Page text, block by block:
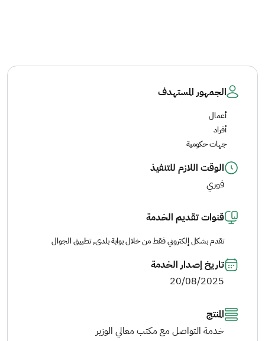
الجمهور المستهدف
أعمال
أفراد
جهات حكومية
الوقت اللازم للتنفيذ
فوري
قنوات تقديم الخدمة
تقدم بشكل إلكتروني فقط من خلال بوابة بلدى, تطبيق الجوال
تاريخ إصدار الخدمة
20/08/2025
المنتج
خدمة التواصل مع مكتب معالي الوزير